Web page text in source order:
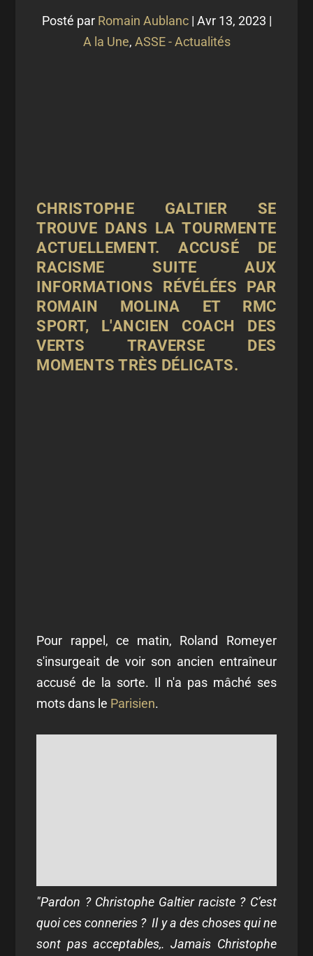
Posté par Romain Aublanc| Avr 13, 2023 |
A la Une, ASSE - Actualités
CHRISTOPHE GALTIER SE
TROUVE DANS LA TOURMENTE
ACTUELLEMENT. ACCUSÉ DE
RACISME SUITE AUX
INFORMATIONS RÉVÉLÉES PAR
ROMAIN MOLINA ET RMC
SPORT, L'ANCIEN COACH DES
VERTS TRAVERSE DES
MOMENTS TRÈS DÉLICATS.
Pour rappel, ce matin, Roland Romeyer
s'insurgeait de voir son ancien entraîneur
accusé de la sorte. Il n'a pas mâché ses
mots dans le Parisien.
"Pardon ? Christophe Galtier raciste ? C’est
quoi ces conneries ? Il y a des choses qui ne
sont pas acceptables,. Jamais Christophe